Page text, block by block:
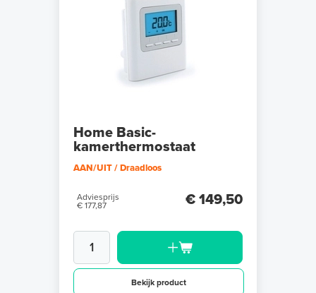
Home Basic-
kamerthermostaat
AAN/UIT / Draadloos
Adviesprijs
€ 177,87
€ 149,50
Bekijk product